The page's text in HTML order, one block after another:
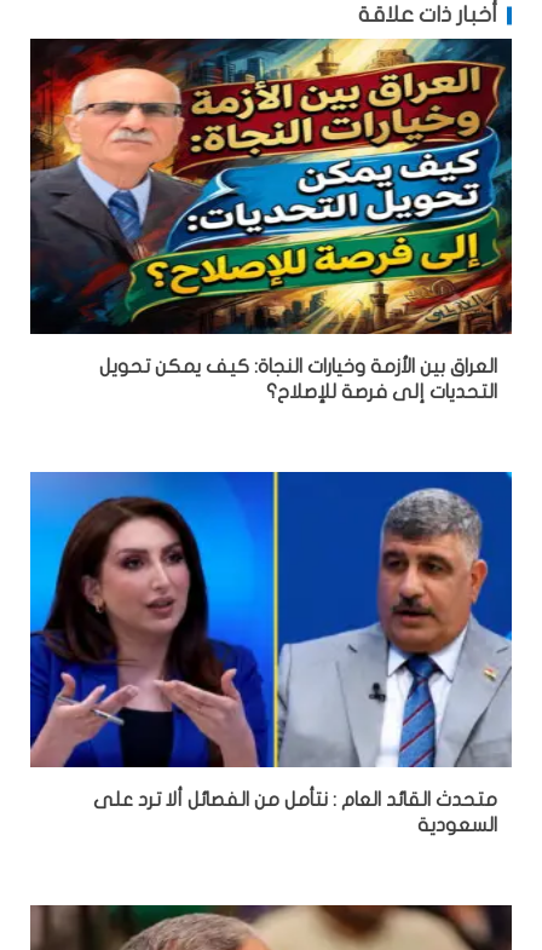
أخبار ذات علاقة
العراق بين الأزمة وخيارات النجاة: كيف يمكن تحويل
التحديات إلى فرصة للإصلاح؟
متحدث القائد العام : نتأمل من الفصائل ألا ترد على
السعودية